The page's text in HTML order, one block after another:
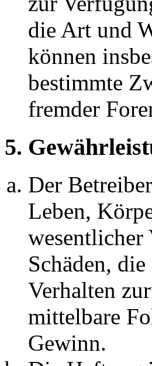
die Art und
können
bestimmte
fremder
5.
Der
Leben,
Schäden,
Verhalten
mittelbare
Gewinn.